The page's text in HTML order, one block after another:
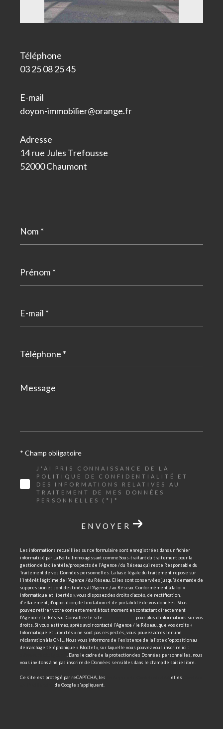
Téléphone
03 25 08 25 45
E-mail
doyon-immobilier@orange.fr
Adresse
14 rue Jules Trefousse
52000 Chaumont
*
*
mail
*
*
Message
*
J'AI PRIS CONNAISSANCE DE LA
POLITIQUE DE CONFIDENTIALITÉ ET
DES INFORMATIONS RELATIVES AU
TRAITEMENT DE MES DONNÉES
PERSONNELLES (*)*
* Champ obligatoire
ENVOYER
Les informations recueillies sur ce formulaire sont enregistrées dans un fichier
informatisé par La Boite Immo agissant comme Sous-traitant du traitement pour la
gestion de la clientèle/prospects de l'Agence / du Réseau qui reste Responsable du
Traitement de vos Données personnelles. La base légale du traitement repose sur
l'intérêt légitime de l'Agence / du Réseau. Elles sont conservées jusqu'à demande de
suppression et sont destinées à l'Agence / au Réseau. Conformément à la loi «
informatique et libertés », vous disposez des droits d’accès, de rectification,
d’effacement, d’opposition, de limitation et de portabilité de vos données. Vous
pouvez retirer votre consentement à tout moment en contactant directement
l’Agence / Le Réseau. Consultez le site
pour plus d’informations sur vos
droits. Si vous estimez, après avoir contacté l'Agence / le Réseau, que vos droits «
Informatique et Libertés » ne sont pas respectés, vous pouvez adresser une
réclamation à la CNIL. Nous vous informons de l’existence de la liste d'opposition au
démarchage téléphonique « Bloctel », sur laquelle vous pouvez vous inscrire ici :
. Dans le cadre de la protection des Données personnelles, nous
vous invitons à ne pas inscrire de Données sensibles dans le champ de saisie libre.
Ce site est protégé par reCAPTCHA, les et es
de Google s'appliquent.